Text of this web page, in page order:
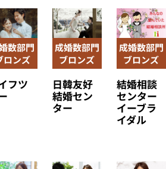
数部門
ロンズ
フツ
成婚数部門
ブロンズ
日韓友好
結婚セン
ター
成婚数部門
ブロンズ
結婚相談
センター
イーブラ
イダル